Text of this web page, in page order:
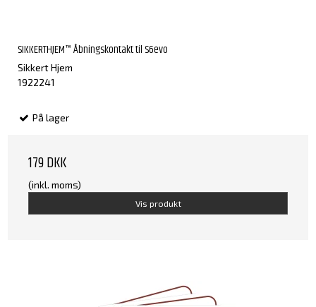
SIKKERTHJEM™ Åbningskontakt til S6evo
Sikkert Hjem
1922241
På lager
179 DKK
(inkl. moms)
Vis produkt